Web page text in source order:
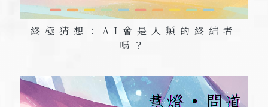
終極猜想：AI 會是人類的終結者
嗎？